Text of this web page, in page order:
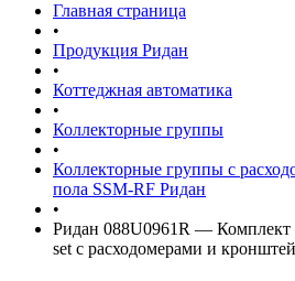
Главная страница
•
Продукция Ридан
•
Коттеджная автоматика
•
Коллекторные группы
•
Коллекторные группы с
пола SSM-RF Ридан
•
Ридан 088U0961R — Комплект
set с расходомерами и